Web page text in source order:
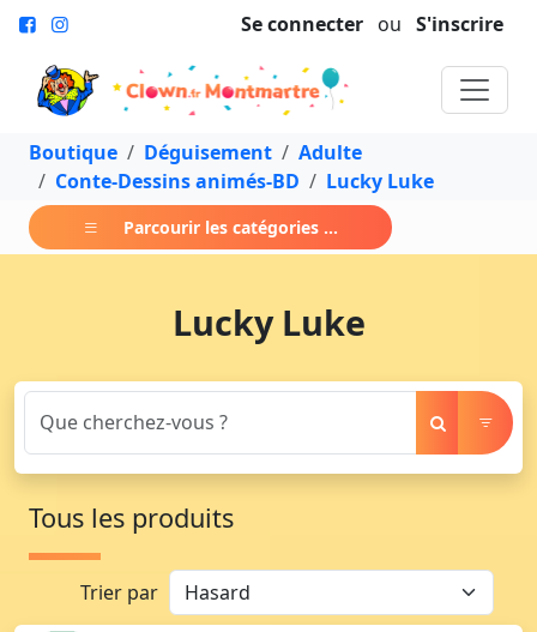
Se connecter ou S'inscrire
Boutique Déguisement
Adulte
Conte-Dessins animés-BD
Lucky Luke
Parcourir les catégories ...
Lucky Luke
Tous les produits
Trier par